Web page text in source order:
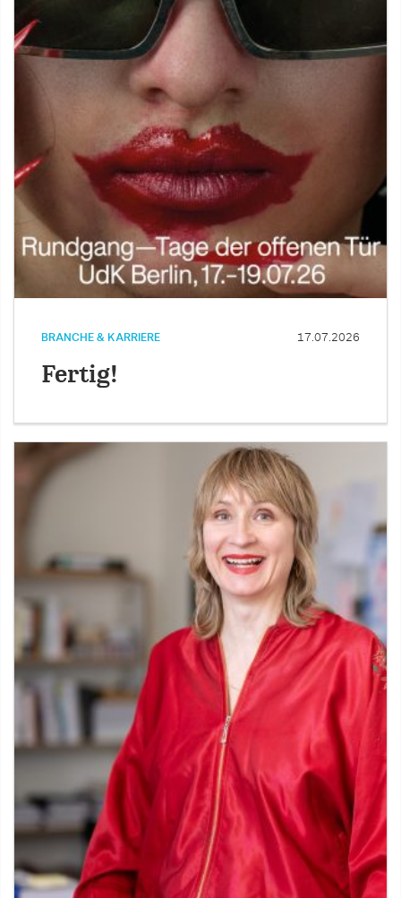
BRANCHE & KARRIERE 17.07.2026
Fertig!